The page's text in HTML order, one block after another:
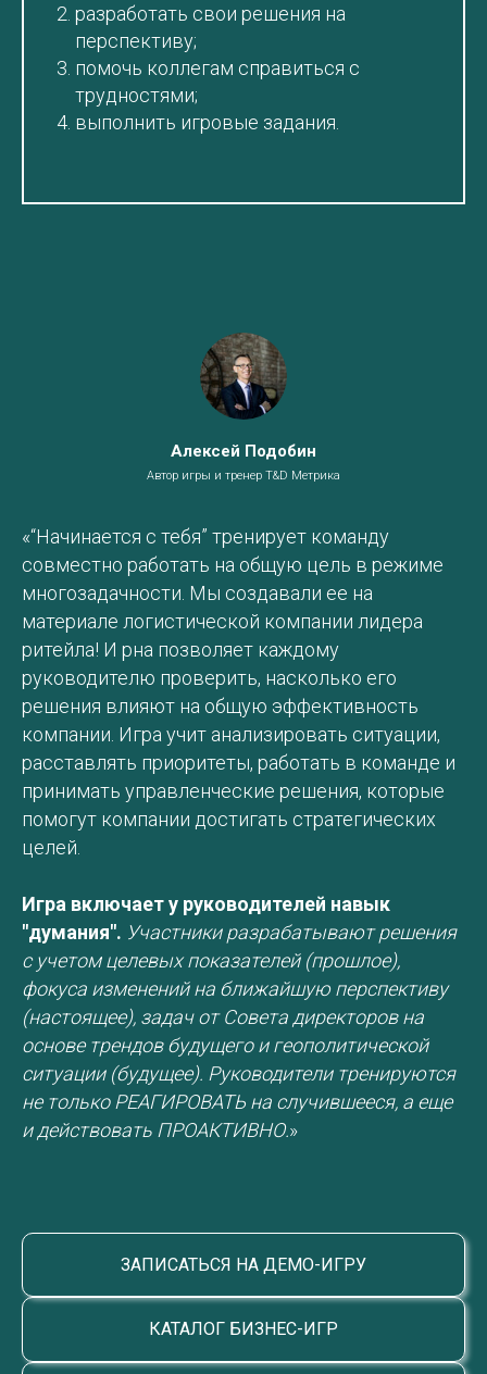
разработать свои решения на
перспективу;
помочь коллегам справиться с
трудностями;
выполнить игровые задания.
Алексей Подобин
Автор игры и тренер T&D Метрика
«“Начинается с тебя” тренирует команду
совместно работать на общую цель в режиме
многозадачности. Мы создавали ее на
материале логистической компании лидера
ритейла! И рна позволяет каждому
руководителю проверить, насколько его
решения влияют на общую эффективность
компании. Игра учит анализировать ситуации,
расставлять приоритеты, работать в команде и
принимать управленческие решения, которые
помогут компании достигать стратегических
целей.
Игра включает у руководителей навык
"думания". Участники разрабатывают решения
с учетом целевых показателей (прошлое),
фокуса изменений на ближайшую перспективу
(настоящее), задач от Совета директоров на
основе трендов будущего и геополитической
ситуации (будущее). Руководители тренируются
не только РЕАГИРОВАТЬ на случившееся, а еще
и действовать ПРОАКТИВНО.»
ЗАПИСАТЬСЯ НА ДЕМО-ИГРУ
КАТАЛОГ БИЗНЕС-ИГР